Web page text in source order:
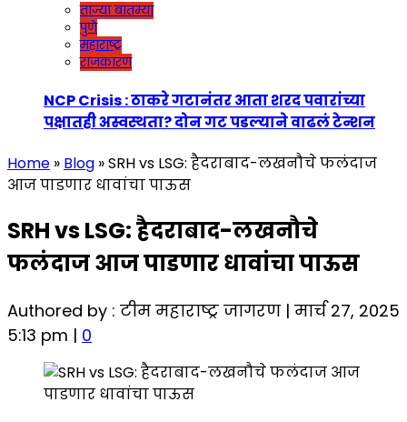
ताज्या बातम्या
पुणे
महाराष्ट्र
राजकारण
NCP Crisis : ठाकरे गटानंतर आता शरद पवारांच्या
पक्षातही अस्वस्थता? दोन गट पडल्याने वाढलं टेन्शन
Home » Blog »SRH vs LSG: हैदराबाद-लखनौचे फलंदाज
आज पाडणार धावांचा पाऊस
SRH vs LSG: हैदराबाद-लखनौचे
फलंदाज आज पाडणार धावांचा पाऊस
Authored by : टीम महाराष्ट्र जागरण | मार्च 27, 2025
5:13 pm | 0